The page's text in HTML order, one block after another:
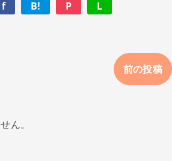
f B! P L
前の投稿
ん。